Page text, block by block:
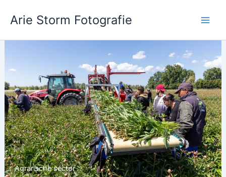
naar
inhoud
Arie Storm Fotografie
Agrarische sector